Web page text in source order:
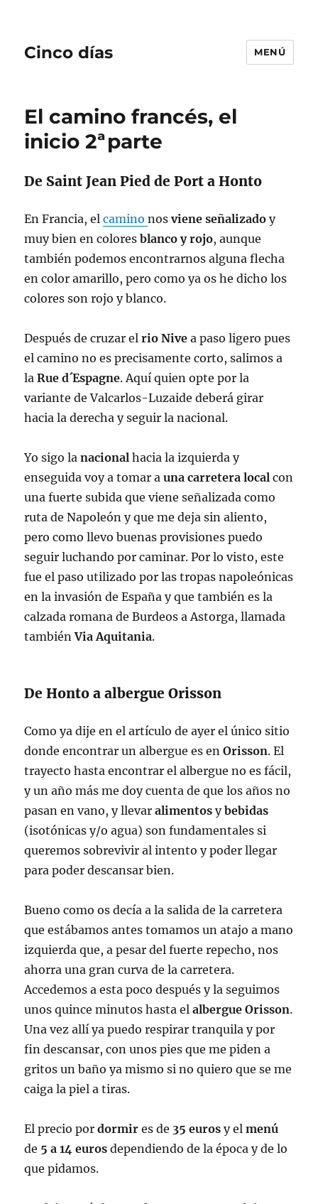
Cinco días MENÚ
El camino francés, el
inicio 2ªparte
De Saint Jean Pied de Port a Honto
En Francia, elcaminonosviene señalizado y
muy bien en coloresblanco y rojo, aunque
también podemos encontrarnos alguna flecha
en color amarillo, pero como ya os he dicho los
colores son rojo y blanco.
Después de cruzar elrio Nive a paso ligero pues
el camino no es precisamente corto, salimos a
laRue d´Espagne. Aquí quien opte por la
variante de Valcarlos-Luzaide deberá girar
hacia la derecha y seguir la nacional.
Yo sigo lanacional hacia la izquierda y
enseguida voy a tomar auna carretera local con
una fuerte subida que viene señalizada como
ruta de Napoleón y que me deja sin aliento,
pero como llevo buenas provisiones puedo
seguir luchando por caminar. Por lo visto, este
fue el paso utilizado por las tropas napoleónicas
en la invasión de España y que también es la
calzada romana de Burdeos a Astorga, llamada
tambiénVia Aquitania.
De Honto a albergue Orisson
Como ya dije en el artículo de ayer el único sitio
donde encontrar un albergue es enOrisson. El
trayecto hasta encontrar el albergue no es fácil,
y un año más me doy cuenta de que los años no
pasan en vano, y llevaralimentos ybebidas
(isotónicas y/o agua) son fundamentales si
queremos sobrevivir al intento y poder llegar
para poder descansar bien.
Bueno como os decía a la salida de la carretera
que estábamos antes tomamos un atajo a mano
izquierda que, a pesar del fuerte repecho, nos
ahorra una gran curva de la carretera.
Accedemos a esta poco después y la seguimos
unos quince minutos hasta elalbergue Orisson.
Una vez allí ya puedo respirar tranquila y por
fin descansar, con unos pies que me piden a
gritos un baño ya mismo si no quiero que se me
caiga la piel a tiras.
El precio pordormir es de 35 euros y elmenú
de 5 a 14 euros dependiendo de la época y de lo
que pidamos.